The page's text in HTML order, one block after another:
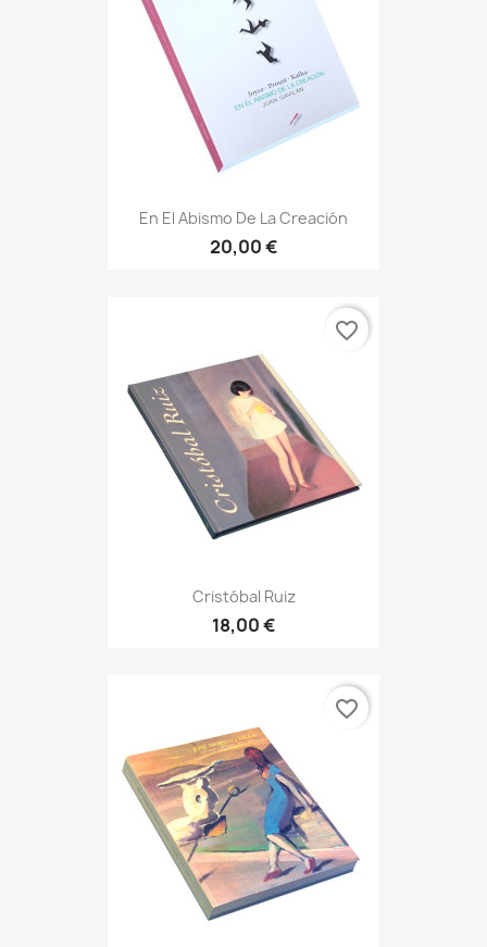
En El Abismo De La Creación
20,00 €
Cristóbal Ruiz
18,00 €
favorite_border
favorite_border